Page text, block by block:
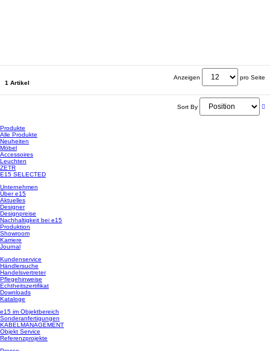
1 Artikel
Anzeigen pro Seite
Sort By
Produkte
Alle Produkte
Neuheiten
Möbel
Accessoires
Leuchten
ZETR
E15 SELECTED
Unternehmen
Über e15
Aktuelles
Designer
Designpreise
Nachhaltigkeit bei e15
Produktion
Showroom
Karriere
Journal
Kundenservice
Händlersuche
Handelsvertreter
Pflegehinweise
Echtheitszertifikat
Downloads
Kataloge
e15 im Objektbereich
Sonderanfertigungen
KABELMANAGEMENT
Objekt Service
Referenzprojekte